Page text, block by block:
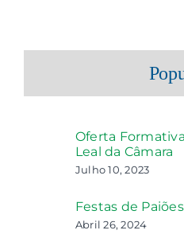
Oferta
Leal da Câmara
Julho 10, 2023
Festas de Paiões
Abril 26, 2024